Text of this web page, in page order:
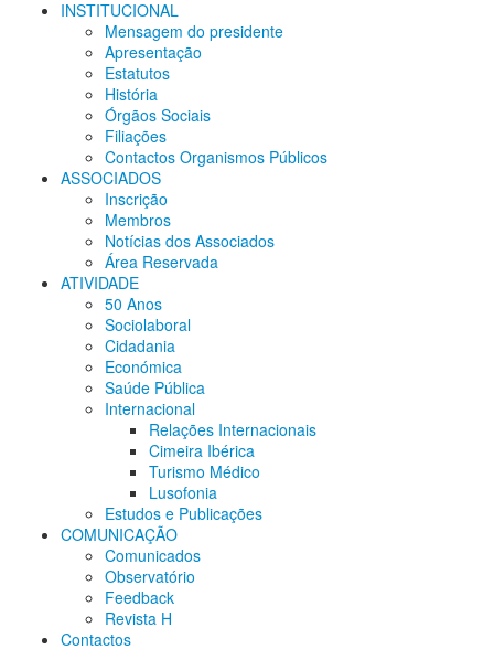
INSTITUCIONAL
Mensagem do presidente
Apresentação
Estatutos
História
Órgãos Sociais
Filiações
Contactos Organismos Públicos
ASSOCIADOS
Inscrição
Membros
Notícias dos Associados
Área Reservada
ATIVIDADE
50 Anos
Sociolaboral
Cidadania
Económica
Saúde Pública
Internacional
Relações Internacionais
Cimeira Ibérica
Turismo Médico
Lusofonia
Estudos e Publicações
COMUNICAÇÃO
Comunicados
Observatório
Feedback
Revista H
Contactos